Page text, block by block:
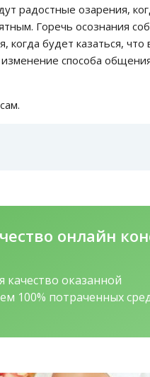
радостные озарения,
Горечь осознания
будет казаться,
способа
онлайн
качество оказанной
100% потраченных